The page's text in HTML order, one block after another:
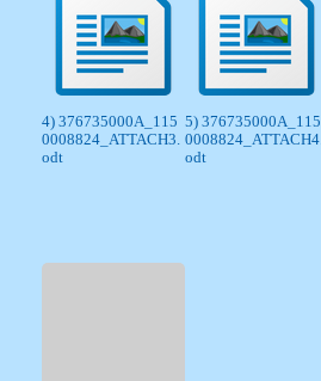
4) 376735000A_115
0008824_ATTACH3.
odt
5) 376735000A_115
0008824_ATTACH4.
odt